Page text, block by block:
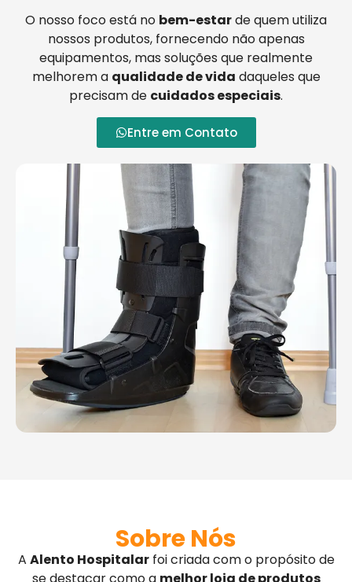
O nosso foco está no bem-estarde quem utiliza
nossos produtos, fornecendo não apenas
equipamentos, mas soluções que realmente
melhorem a qualidade de vida daqueles que
precisam de cuidados especiais.
Entre em Contato
Sobre Nós
A Alento Hospitalarfoi criada com o propósito de